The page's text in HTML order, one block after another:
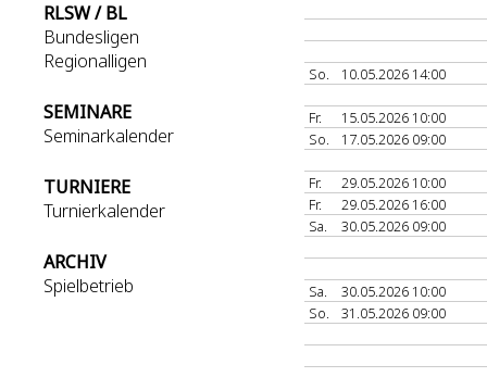
RLSW / BL
Bundesligen
Regionalligen
SEMINARE
Seminarkalender
TURNIERE
Turnierkalender
ARCHIV
Spielbetrieb
So. 10.05.2026 14:00
Fr.
15.05.2026 10:00
So.
17.05.2026 09:00
Fr.
29.05.2026 10:00
Fr.
29.05.2026 16:00
Sa.
30.05.2026 09:00
Sa.
30.05.2026 10:00
So.
31.05.2026 09:00